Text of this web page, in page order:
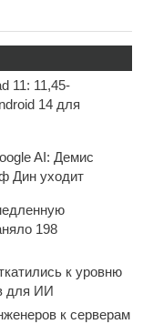
11: 11,45-
14 для
AI: Демис
Дин уходит
198
к уровню
для ИИ
к серверам